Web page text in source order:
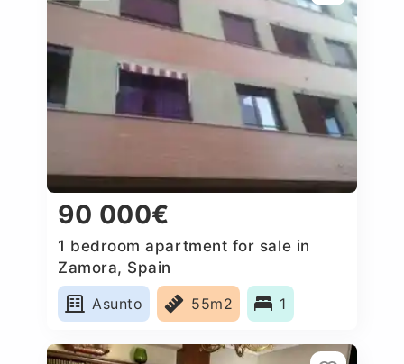
90 000€
1 bedroom apartment for sale in
Zamora, Spain
Asunto
55m2 1